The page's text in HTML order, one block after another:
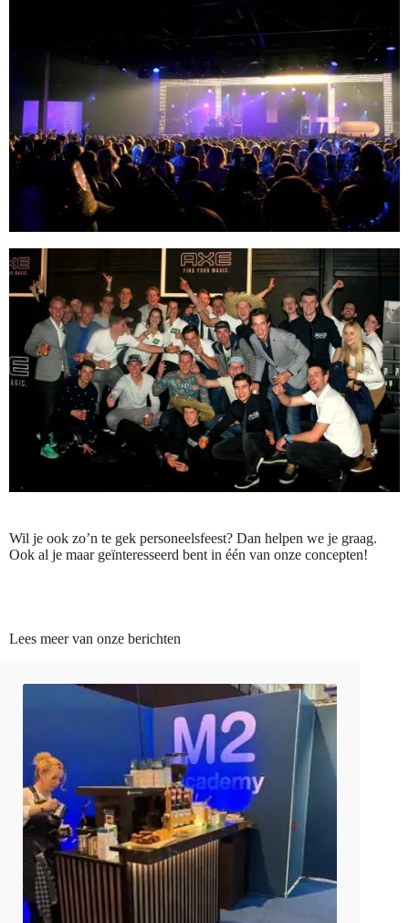
Wil je ook zo’n te gek personeelsfeest? Dan helpen we je graag.
Ook al je maar geïnteresseerd bent in één van onze concepten!
Lees meer van onze berichten